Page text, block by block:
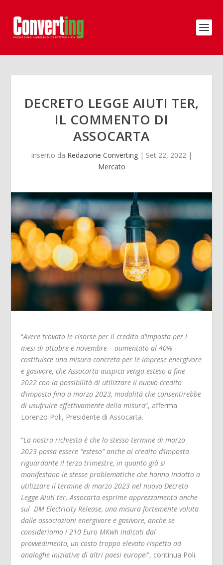
DECRETO LEGGE AIUTI TER,
IL COMMENTO DI
ASSOCARTA
Inserito da Redazione Converting | Set 22, 2022 |
Mercato
“Avere trovato le risorse per il credito d’imposta per i
mesi di ottobre e novembre – aumentato al 40% –
costituisce una misura concreta per le imprese energivore
e gasivore, che Assocarta auspica venga esteso a fine
2022 con la possibilità di utilizzare il nuovo credito
d’imposta fino a marzo 2023, modalità che consentirebbe
di usufruire effettivamente della misura”, afferma
Lorenzo Poli, Presidente di Assocarta.
“La nostra richiesta è che lo stesso termine di marzo
2023 possa essere “esteso” anche al credito d’imposta
riguardante il terzo trimestre, in quanto già si
manifestano le stesse problematiche che hanno indotto a
utilizzare il termine di marzo 2023 nel nuovo Decreto
Legge Aiuti ter. Assocarta esprime apprezzamento anche
sul DM Electricity Release, una misura fortemente voluta
dalle associazioni energivore e gasivore, anche se
consideriamo i 210 Euro MKwh indicati dal
provvedimento, un costo troppo elevato rispetto ad
analoghe iniziative di altri paesi europei”, continua Poli.